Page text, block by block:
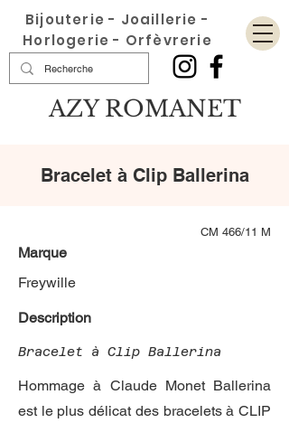
Bijouterie - Joaillerie -
Horlogerie - Orfèvrerie
AZY ROMANET
Bracelet à Clip Ballerina
CM 466/11 M
Marque
Freywille
Description
Bracelet à Clip Ballerina
Hommage à Claude Monet Ballerina
est le plus délicat des bracelets à CLIP